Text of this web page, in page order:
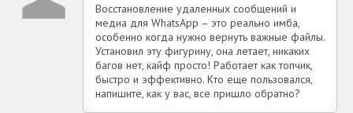
Восстановление удаленных сообщений и
медиа для WhatsApp – это реально имба,
особенно когда нужно вернуть важные файлы.
Установил эту фигурину, она летает, никаких
багов нет, кайф просто! Работает как топчик,
быстро и эффективно. Кто еще пользовался,
напишите, как у вас, все пришло обратно?